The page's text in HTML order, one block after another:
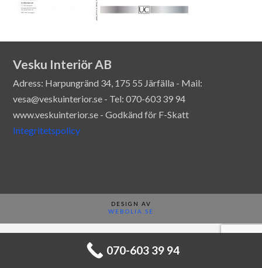
Vesku Interiör AB
Adress: Harpungränd 34, 175 55 Järfälla - Mail:
vesa@veskuinterior.se - Tel: 070-603 39 94
www.veskuinterior.se - Godkänd för F-Skatt
Integritetspolicy
DESIGN AV
WEBOLIA.SE
070-603 39 94